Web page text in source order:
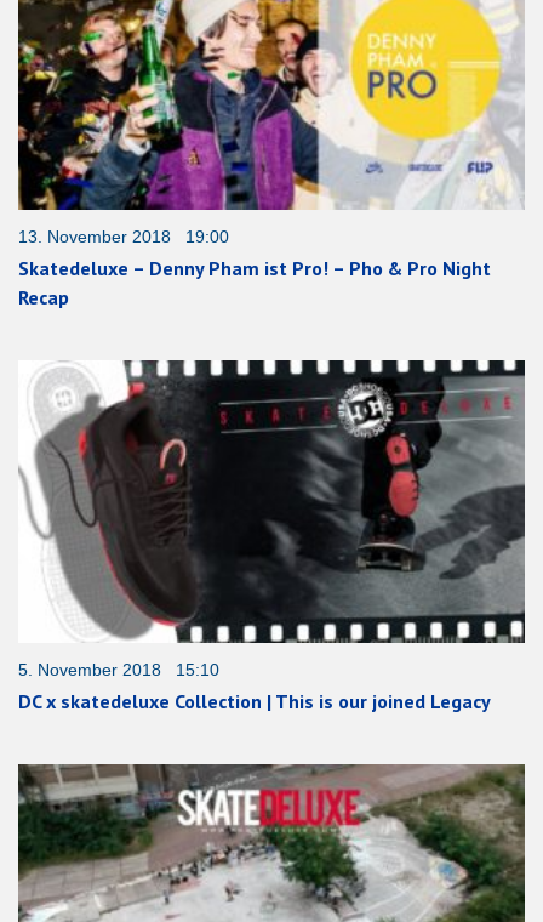
13. November 2018 19:00
Skatedeluxe – Denny Pham ist Pro! – Pho & Pro Night
Recap
5. November 2018 15:10
DC x skatedeluxe Collection | This is our joined Legacy